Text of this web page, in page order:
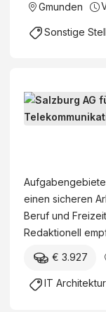
Gmunden
Sonstige
I
T
r
a
s
t
c
l
b
u
einen sicheren
Beruf und
Redaktionell
€ 3.927
IT